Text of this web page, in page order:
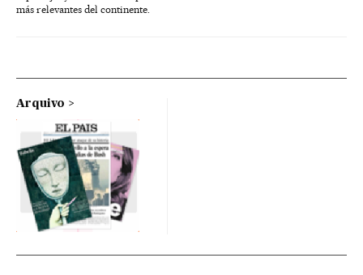
más relevantes del continente.
Arquivo